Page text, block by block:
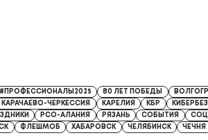
#ПРОФЕССИОНАЛЫ2025 80 ЛЕТ ПОБЕДЫ
КАРАЧАЕВО-ЧЕРКЕССИЯ КАРЕЛИЯ КБР
РСО-АЛАНИЯ РЯЗАНЬ СОБЫТИЯ
ФЛЕШМОБ ХАБАРОВСК ЧЕЛЯБИНСК ЧЕЧНЯ